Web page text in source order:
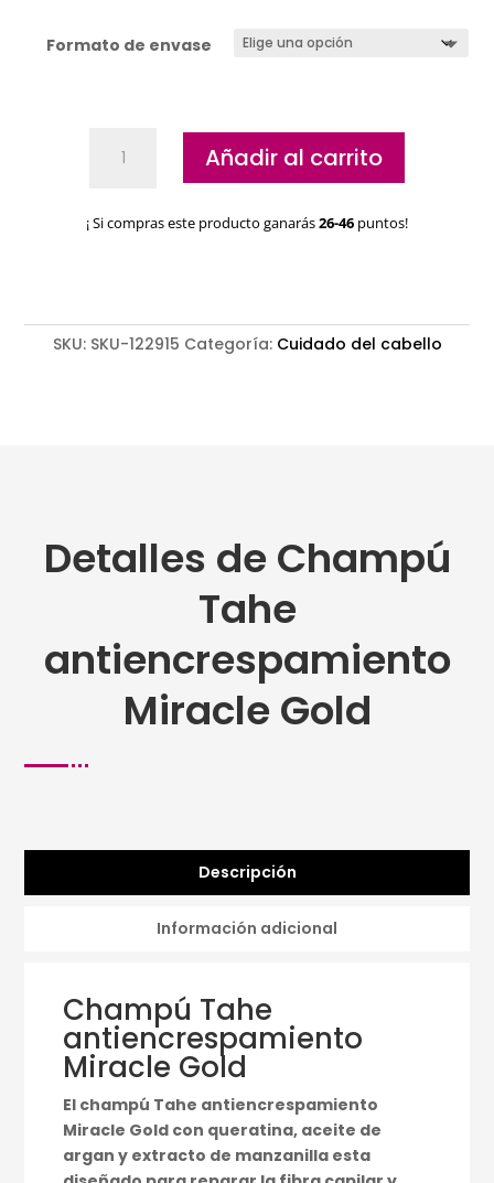
Formato de envase
Tahe
antiencrespamiento
Miracle
Añadir al carrito
¡ Si compras este producto ganarás26-46 puntos!
SKU: SKU-122915 Categoría: Cuidado del cabello
Detalles de Champú
Tahe
antiencrespamiento
Miracle Gold
Descripción
Información adicional
Champú Tahe
antiencrespamiento
Miracle Gold
El champú Tahe antiencrespamiento
Miracle Gold con queratina, aceite de
argan y extracto de manzanilla esta